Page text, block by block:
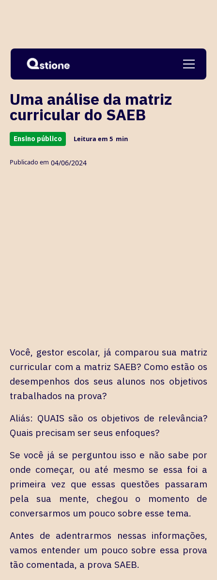
Uma análise da matriz
curricular do SAEB
Ensino público Leitura em 5 min
Publicado em 04/06/2024
Você, gestor escolar, já comparou sua matriz
curricular com a matriz SAEB? Como estão os
desempenhos dos seus alunos nos objetivos
trabalhados na prova?
Aliás: QUAIS são os objetivos de relevância?
Quais precisam ser seus enfoques?
Se você já se perguntou isso e não sabe por
onde começar, ou até mesmo se essa foi a
primeira vez que essas questões passaram
pela sua mente, chegou o momento de
conversarmos um pouco sobre esse tema.
Antes de adentrarmos nessas informações,
vamos entender um pouco sobre essa prova
tão comentada, a prova SAEB.